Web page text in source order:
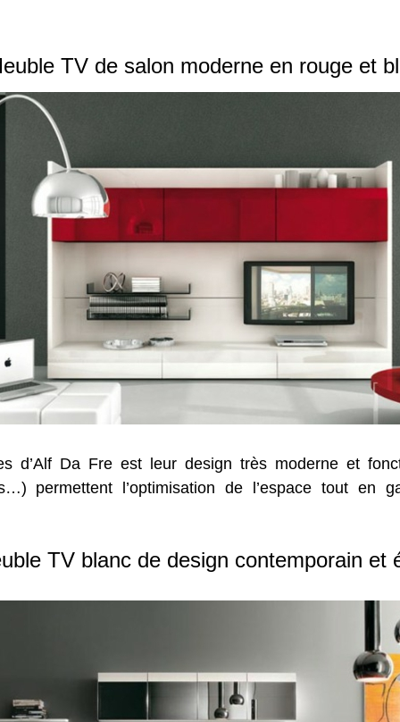
TV de salon moderne en rouge et
d’Alf Da Fre est leur design très moderne et
permettent l’optimisation de l’espace tout en
TV blanc de design contemporain et